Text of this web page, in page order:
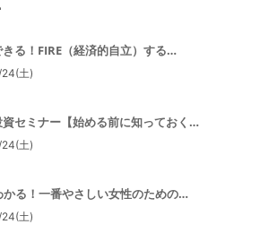
る！FIRE（経済的自立）する…
土)
セミナー【始める前に知っておく…
土)
かる！一番やさしい女性のための…
土)